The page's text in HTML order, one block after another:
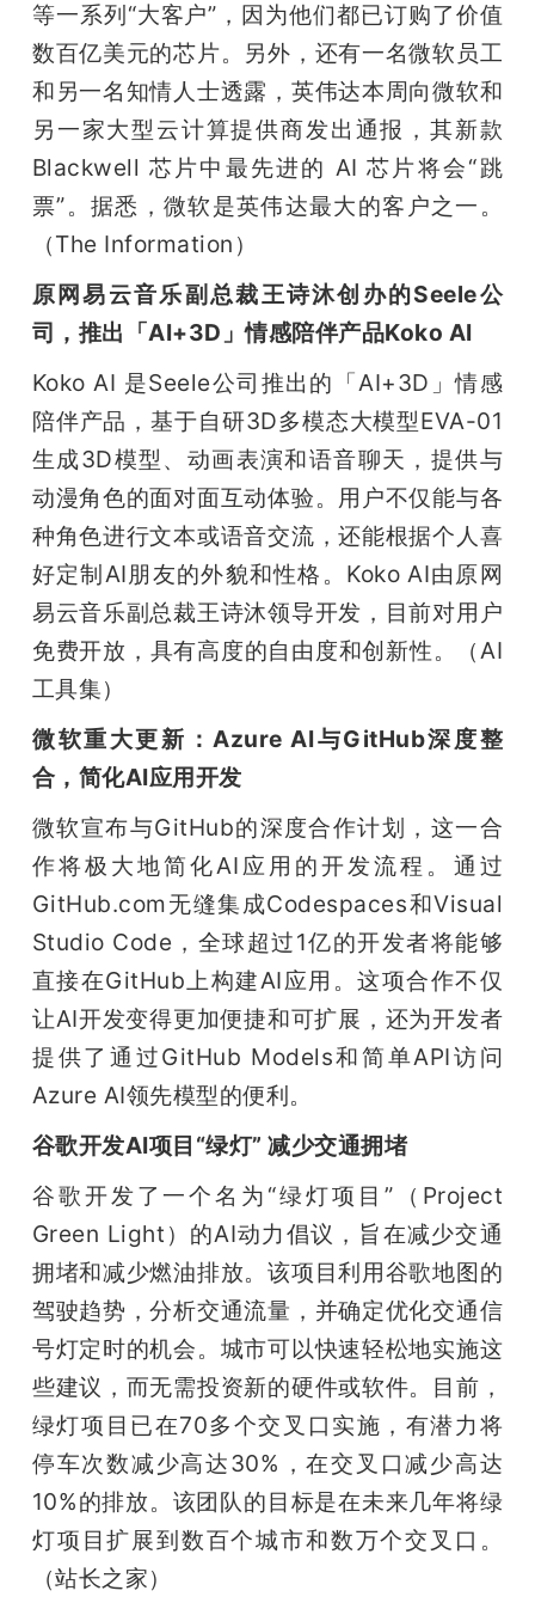
等一系列“大客户”，因为他们都已订购了价值
数百亿美元的芯片。另外，还有一名微软员工
和另一名知情人士透露，英伟达本周向微软和
另一家大型云计算提供商发出通报，其新款
Blackwell 芯片中最先进的 AI 芯片将会“跳
票”。据悉，微软是英伟达最大的客户之一。
（The Information）
原网易云音乐副总裁王诗沐创办的Seele公
司，推出「AI+3D」情感陪伴产品Koko AI
Koko AI 是Seele公司推出的「AI+3D」情感
陪伴产品，基于自研3D多模态大模型EVA-01
生成3D模型、动画表演和语音聊天，提供与
动漫角色的面对面互动体验。用户不仅能与各
种角色进行文本或语音交流，还能根据个人喜
好定制AI朋友的外貌和性格。Koko AI由原网
易云音乐副总裁王诗沐领导开发，目前对用户
免费开放，具有高度的自由度和创新性。（AI
工具集）
微软重大更新：Azure AI与GitHub深度整
合，简化AI应用开发
微软宣布与GitHub的深度合作计划，这一合
作将极大地简化AI应用的开发流程。通过
GitHub.com无缝集成Codespaces和Visual
Studio Code，全球超过1亿的开发者将能够
直接在GitHub上构建AI应用。这项合作不仅
让AI开发变得更加便捷和可扩展，还为开发者
提供了通过GitHub Models和简单API访问
Azure AI领先模型的便利。
谷歌开发AI项目“绿灯” 减少交通拥堵
谷歌开发了一个名为“绿灯项目”（Project
Green Light）的AI动力倡议，旨在减少交通
拥堵和减少燃油排放。该项目利用谷歌地图的
驾驶趋势，分析交通流量，并确定优化交通信
号灯定时的机会。城市可以快速轻松地实施这
些建议，而无需投资新的硬件或软件。目前，
绿灯项目已在70多个交叉口实施，有潜力将
停车次数减少高达30%，在交叉口减少高达
10%的排放。该团队的目标是在未来几年将绿
灯项目扩展到数百个城市和数万个交叉口。
（站长之家）